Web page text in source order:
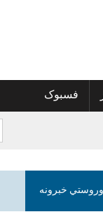
فسبوک
وروستي خبرونه